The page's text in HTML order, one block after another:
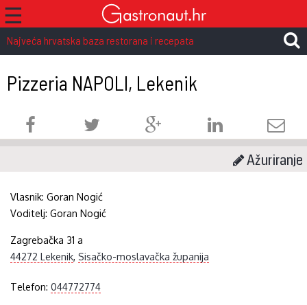
☰
Najveća hrvatska baza restorana i recepata
Pizzeria NAPOLI, Lekenik
Ažuriranje
Vlasnik:Goran Nogić
Voditelj:Goran Nogić
Zagrebačka 31 a
44272 Lekenik,Sisačko-moslavačka županija
Telefon:044772774